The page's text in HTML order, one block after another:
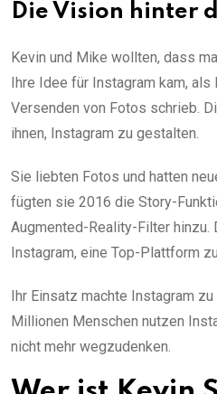
Die Vision hinter
Kevin und Mike wollten, dass
Ihre Idee für Instagram kam,
Versenden von Fotos schrieb.
ihnen, Instagram zu gestalten.
Sie liebten Fotos und hatten
fügten sie 2016 die Story-
Augmented-Reality-Filter hinzu.
Instagram, eine Top-Plattform
Ihr Einsatz machte Instagram
Millionen Menschen nutzen
nicht mehr wegzudenken.